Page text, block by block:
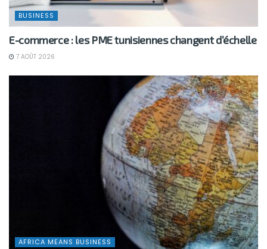
BUSINESS
E-commerce : les PME tunisiennes changent d’échelle
7 AOÛT 2026
AFRICA MEANS BUSINESS